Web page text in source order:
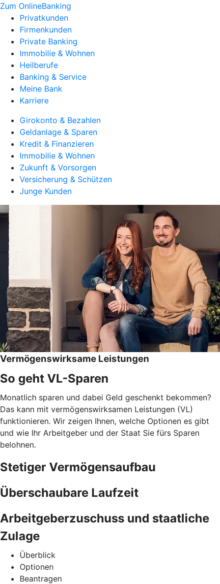
Zum OnlineBanking
Privatkunden
Firmenkunden
Private Banking
Immobilie & Wohnen
Heilberufe
Banking & Service
Meine Bank
Karriere
Girokonto & Bezahlen
Geldanlage & Sparen
Kredit & Finanzieren
Immobilie & Wohnen
Zukunft & Vorsorgen
Versicherung & Schützen
Junge Kunden
Vermögenswirksame Leistungen
So geht VL-Sparen
Monatlich sparen und dabei Geld geschenkt bekommen?
Das kann mit vermögenswirksamen Leistungen (VL)
funktionieren. Wir zeigen Ihnen, welche Optionen es gibt
und wie Ihr Arbeitgeber und der Staat Sie fürs Sparen
belohnen.
Stetiger Vermögensaufbau
Überschaubare Laufzeit
Arbeitgeberzuschuss und staatliche
Zulage
Überblick
Optionen
Beantragen